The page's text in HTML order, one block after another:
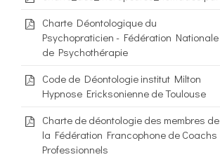
Charte Déontologique du
Psychopraticien - Fédération Nationale
de Psychothérapie
Code de Déontologie institut Milton
Hypnose Ericksonienne de Toulouse
Charte de déontologie des membres de
la Fédération Francophone de Coachs
Professionnels